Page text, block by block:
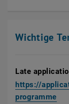
Wichtige
Late
https://
programme,